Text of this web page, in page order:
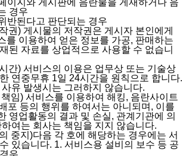
경우
반된다고 판단되는 경우
권) 게시물의 저작권은 게시자 본인에게
를 이용하여 얻은 정보를 가공, 판매하는
된 자료를 상업적으로 사용할 수 없습니
간) 서비스의 이용은 업무상 또는 기술상
연중무휴 1일 24시간을 원칙으로 합니다.
유 발생시는 그러하지 않습니다.
임) 서비스를 이용하여 해킹, 음란사이트
포 등의 행위를 하여서는 아니되며, 이를
영업활동의 결과 및 손실, 관계기관에 의
여는 회사는 책임을 지지 않습니다.
중지)다음 각 호에 해당하는 경우에는 서
있습니다. 1. 서비스용 설비의 보수 등 공
우